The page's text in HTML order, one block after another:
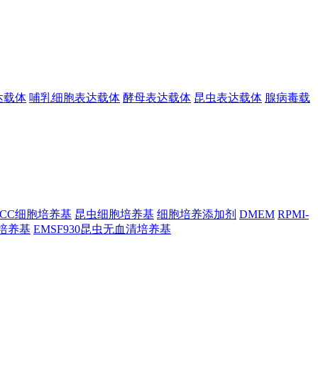
载体 哺乳细胞表达载体 酵母表达载体 昆虫表达载体 腺病毒载
细胞培养基 昆虫细胞培养基 细胞培养添加剂 DMEM RPMI-
养基 EMSF930昆虫无血清培养基